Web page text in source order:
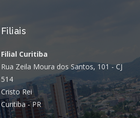
Sistemas de gestão
E-commerce
Vtex E-commerce
Filiais
Filial Curitiba
Rua Zeila Moura dos Santos, 101 - CJ
514
Cristo Rei
Curitiba - PR